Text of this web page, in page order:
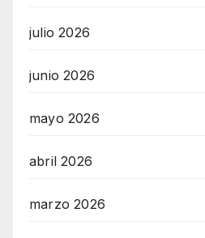
julio 2026
junio 2026
mayo 2026
abril 2026
marzo 2026